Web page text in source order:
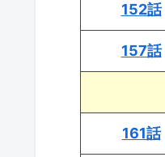
152話
157話
161話